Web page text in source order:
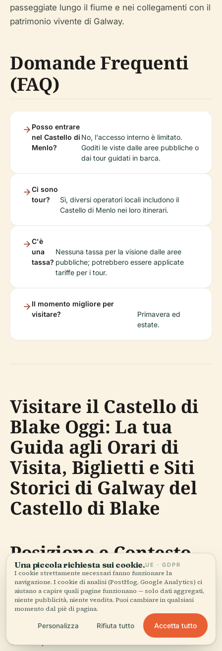
passeggiate lungo il fiume e nei collegamenti con il
patrimonio vivente di Galway.
Domande Frequenti
(FAQ)
Posso entrare
nel Castello di
Menlo?
No, l'accesso interno è limitato.
Goditi le viste dalle aree pubbliche o
dai tour guidati in barca.
Ci sono
tour?
Sì, diversi operatori locali includono il
Castello di Menlo nei loro itinerari.
C'è
una
tassa?
Nessuna tassa per la visione dalle aree
pubbliche; potrebbero essere applicate
tariffe per i tour.
Il momento migliore per
visitare?
Primavera ed
estate.
Visitare il Castello di
Blake Oggi: La tua
Guida agli Orari di
Visita, Biglietti e Siti
Storici di Galway del
Castello di Blake
Posizione e Contesto
Il Castello di Blake è situato in posizione centrale
alla foce del fiume Corrib, vicino a Quay Street e
all'Arco Spagnolo nella città di Galway — un centro
di storia medievale e vivacità moderna (Galway
Tourism).
Una piccola richiesta sui cookie.UE · GDPR
I cookie strettamente necessari fanno funzionare la
navigazione. I cookie di analisi (PostHog, Google Analytics) ci
aiutano a capire quali pagine funzionano — solo dati aggregati,
niente pubblicità, niente vendita. Puoi cambiare in qualsiasi
momento dal piè di pagina.
Personalizza Rifiuta tutto Accetta tutto